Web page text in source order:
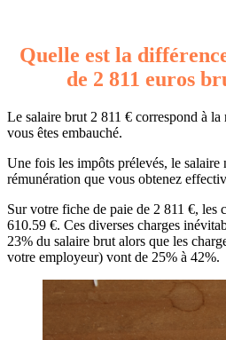
Quelle est la
de 2 811 euros
Le salaire brut 2 811 € correspond à
vous êtes embauché.
Une fois les impôts prélevés, le salaire
rémunération que vous obtenez
Sur votre fiche de paie de 2 811 €, les
610.59 €. Ces diverses charges
23% du salaire brut alors que les
votre employeur) vont de 25% à 42%.